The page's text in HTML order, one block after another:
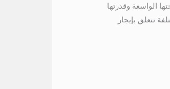
الواسعة وقدرتها
تتعلق بإيجار